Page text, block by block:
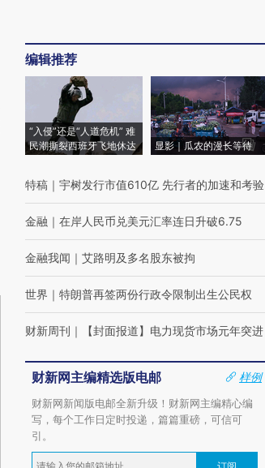
编辑推荐
“入侵”还是“人道危机” 难
民潮撕裂西班牙飞地休达
显影｜瓜农的漫长等待
特稿 ｜ 宇树发行市值610亿 先行者的加速和考验
金融 ｜ 在岸人民币兑美元汇率连日升破6.75
金融我闻 ｜ 艾路明及多名股东被拘
世界 ｜ 特朗普再签两份行政令限制出生公民权
财新周刊 ｜ 【封面报道】电力现货市场元年突进
财新网主编精选版电邮
样例
财新网新闻版电邮全新升级！财新网主编精心编
写，每个工作日定时投递，篇篇重磅，可信可
引。